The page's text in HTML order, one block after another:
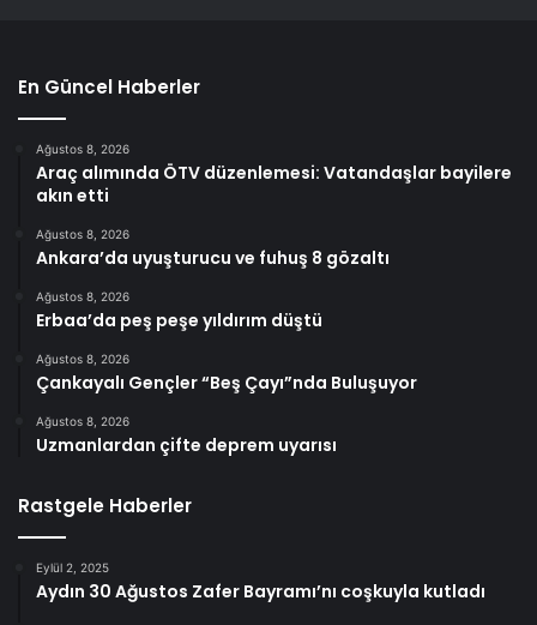
En Güncel Haberler
Ağustos 8, 2026
Araç alımında ÖTV düzenlemesi: Vatandaşlar bayilere
akın etti
Ağustos 8, 2026
Ankara’da uyuşturucu ve fuhuş 8 gözaltı
Ağustos 8, 2026
Erbaa’da peş peşe yıldırım düştü
Ağustos 8, 2026
Çankayalı Gençler “Beş Çayı”nda Buluşuyor
Ağustos 8, 2026
Uzmanlardan çifte deprem uyarısı
Rastgele Haberler
Eylül 2, 2025
Aydın 30 Ağustos Zafer Bayramı’nı coşkuyla kutladı